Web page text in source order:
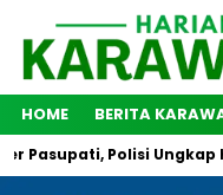
HOME BERITA
Polisi Ungkap